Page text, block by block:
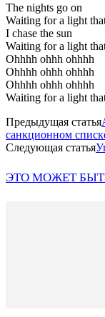
The nights go on
Waiting for a light
I chase the sun
Waiting for a light
Ohhhh ohhh ohhhh
Ohhhh ohhh ohhhh
Ohhhh ohhh ohhhh
Waiting for a light
Предыдущая статья
санкционном
Следующая статья
ЭТО МОЖЕТ